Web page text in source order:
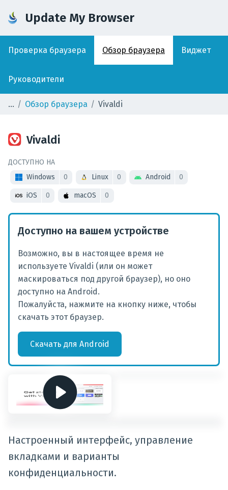
Update My Browser
Проверка браузера Обзор браузера Виджет
Руководители
Обзор браузера Vivaldi
Vivaldi
ДОСТУПНО НА
Windows
0 Linux 0 Android 0
iOS 0 macOS 0
Доступно на вашем устройстве
Возможно, вы в настоящее время не
используете Vivaldi (или он может
маскироваться под другой браузер), но оно
доступно на Android.
Пожалуйста, нажмите на кнопку ниже, чтобы
скачать этот браузер.
Скачать для Android
Настроенный интерфейс, управление
вкладками и варианты
конфиденциальности.